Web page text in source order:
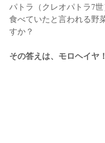
パトラ（クレオパトラ7
食べていたと言われる野
すか？
その答えは、モロヘイヤ